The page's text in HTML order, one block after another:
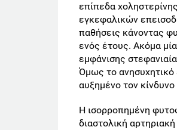
επίπεδα
εγκεφαλικών
παθήσεις κάνοντας
ενός έτους. Ακόμα
εμφάνισης
Όμως το ανησυχητικό
αυξημένο τον
Η ισορροπημένη
διαστολική